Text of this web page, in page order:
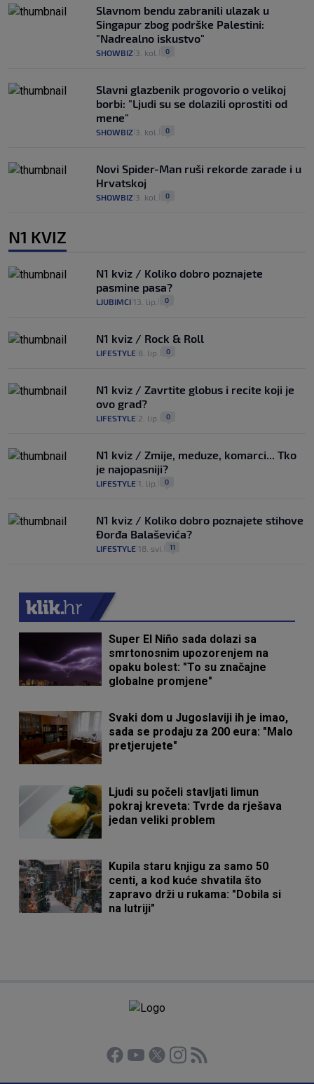
Slavnom bendu zabranili ulazak u
Singapur zbog podrške Palestini:
"Nadrealno iskustvo"
SHOWBIZ 3. kol. 0
Slavni glazbenik progovorio o velikoj
borbi: "Ljudi su se dolazili oprostiti od
mene"
SHOWBIZ 3. kol. 0
Novi Spider-Man ruši rekorde zarade i u
Hrvatskoj
SHOWBIZ 3. kol. 0
N1 KVIZ
N1 kviz / Koliko dobro poznajete
pasmine pasa?
LJUBIMCI 13. lip. 0
N1 kviz / Rock & Roll
LIFESTYLE 8. lip. 0
N1 kviz / Zavrtite globus i recite koji je
ovo grad?
LIFESTYLE 2. lip. 0
N1 kviz / Zmije, meduze, komarci... Tko
je najopasniji?
LIFESTYLE 1. lip. 0
N1 kviz / Koliko dobro poznajete stihove
Đorđa Balaševića?
LIFESTYLE 18. svi. 11
Super El Niño sada dolazi sa
smrtonosnim upozorenjem na
opaku bolest: "To su značajne
globalne promjene"
Svaki dom u Jugoslaviji ih je imao,
sada se prodaju za 200 eura: "Malo
pretjerujete"
Ljudi su počeli stavljati limun
pokraj kreveta: Tvrde da rješava
jedan veliki problem
Kupila staru knjigu za samo 50
centi, a kod kuće shvatila što
zapravo drži u rukama: "Dobila si
na lutriji"